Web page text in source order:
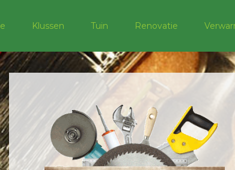
Klussen Tuin Renovatie